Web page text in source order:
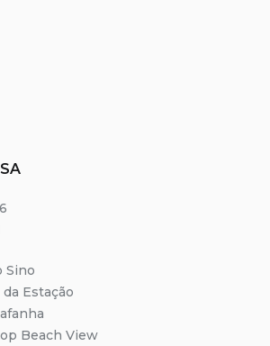
Sino
Estação
Beach View